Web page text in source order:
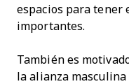
espacios para tener
importantes.
También es
la alianza